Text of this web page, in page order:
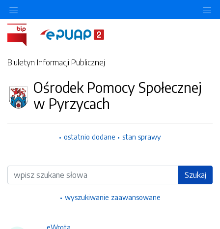
Biuletyn Informacji Publicznej
Ośrodek Pomocy Społecznej
w Pyrzycach
ostatnio dodane stan sprawy
Wyszukiwarka Szukaj
wyszukiwanie zaawansowane
eWrota